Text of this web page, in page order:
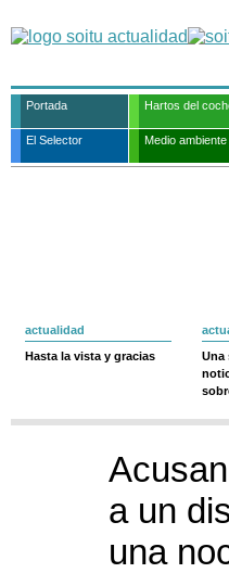
Portada Hartos del
El Selector Medio ambiente
actualidad
Hasta la vista y gracias
Una
a un
una